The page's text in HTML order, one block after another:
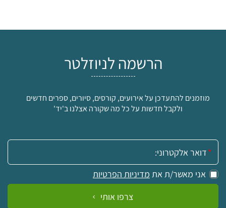
הרשמה לניוזלטר
מוזמנים להתעדכן על אירועים, קורסים, סיורים, ספרים חדשים
ולקבל חדשות על כל מה שקורה אצלנו ב'יד'
אימייל:
אני מאשר/ת את מדיניות הפרטיות
צרפו אותי